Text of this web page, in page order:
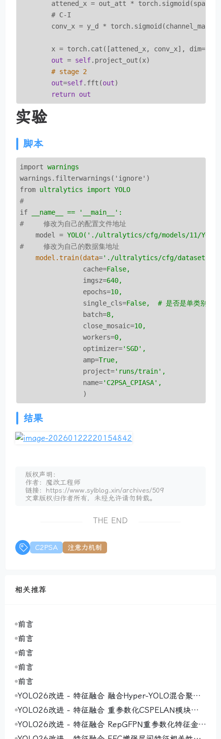
attened_x = out_att *
        # C-I
        conv_x = y_d * torch.sigmoid(channel_map)
        x = torch.cat([attened_x, conv_x], dim=
out = self.project_out(x)
# stage 2
out=self.fft(out)
return out
实验
脚本
import warnings
warnings.filterwarnings('ignore')
from ultralytics import YOLO
#
if
__name__ == '__main__':
#     修改为自己的配置文件地址
model
= YOLO('./ultralytics/cfg/models/11/
#     修改为自己的数据集地址
model.train(data='./ultralytics/cfg/datasets/
cache=False,
imgsz=640,
epochs=10,
single_cls=False,  # 是否是单类别检测
batch=8,
close_mosaic=10,
workers=0,
optimizer='SGD',
amp=True,
project='runs/train',
name='C2PSA_CPIASA',
)
结果
版权声明：
作者：魔改工程师
链接：https://www.sylblog.xin/archives/509
文章版权归作者所有，未经允许请勿转载。
THE END
C2PSA 注意力机制
相关推荐
前言
前言
前言
前言
前言
YOLO26改进 - 特征融合 融合Hyper-YOLO混合聚合
网络MANet（Mixed Aggregation Network）通过多
路径设计实现高效特征学习与模型适应性提升
YOLO26改进 - 特征融合 重参数化CSPELAN模块（R
eparameterized CSPELAN Module）通过结构重参
数化实现高效特征提取
YOLO26改进 - 特征融合 RepGFPN重参数化特征金字
塔网络 ，实现高效多尺度特征交互与融合